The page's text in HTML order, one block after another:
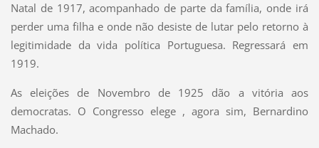
Natal de 1917, acompanhado de parte da família, onde irá
perder uma filha e onde não desiste de lutar pelo retorno à
legitimidade da vida política Portuguesa. Regressará em
1919.
As eleições de Novembro de 1925 dão a vitória aos
democratas. O Congresso elege , agora sim, Bernardino
Machado.